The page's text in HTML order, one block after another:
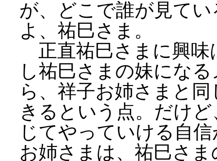
が、どこで誰が見て
よ、祐巳さま。
正直祐巳さまに興味
し祐巳さまの妹にな
ら、祥子お姉さまと
きるという点。だけ
じてやっていける自
お姉さまは、祐巳さ